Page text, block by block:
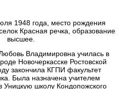
1948 года, место рождения
Красная речка, образование
высшее.
Владимировна училась в
Новочеркасске Ростовской
закончила КГПИ факультет
Была назначена учителем
Уницкую школу Кондопожского